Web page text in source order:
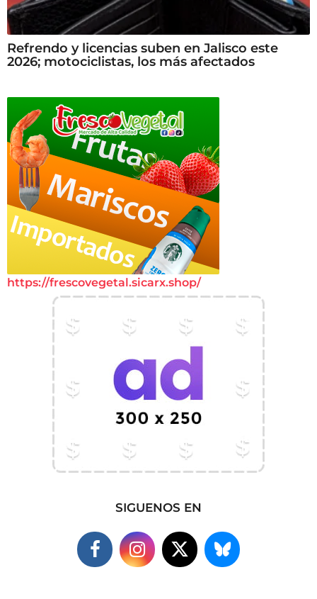
Refrendo y licencias suben en Jalisco este
2026; motociclistas, los más afectados
https://frescovegetal.sicarx.shop/
SIGUENOS EN